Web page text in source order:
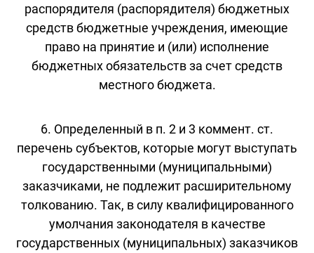
распорядителя (распорядителя) бюджетных
средств бюджетные учреждения, имеющие
право на принятие и (или) исполнение
бюджетных обязательств за счет средств
местного бюджета.
6. Определенный в п. 2 и 3 коммент. ст.
перечень субъектов, которые могут выступать
государственными (муниципальными)
заказчиками, не подлежит расширительному
толкованию. Так, в силу квалифицированного
умолчания законодателя в качестве
государственных (муниципальных) заказчиков